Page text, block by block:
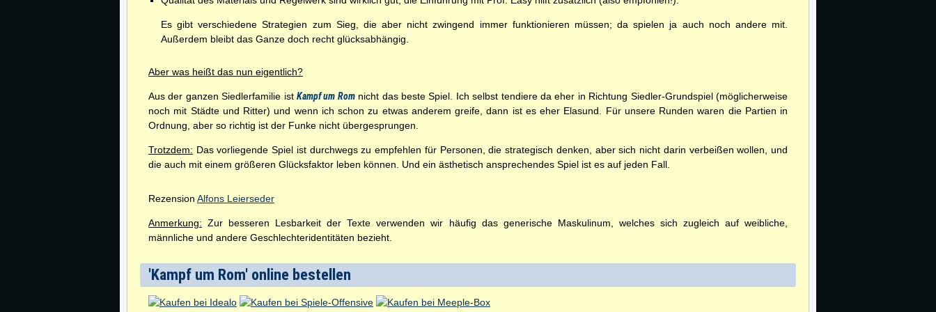
Es gibt verschiedene Strategien zum Sieg, die aber nicht zwingend immer funktionieren müssen; da spielen ja auch noch andere mit.
Außerdem bleibt das Ganze doch recht glücksabhängig.
Aber was heißt das nun eigentlich?
Aus der ganzen Siedlerfamilie ist Kampf um Romnicht das beste Spiel. Ich selbst tendiere da eher in Richtung Siedler-Grundspiel (möglicherweise
noch mit Städte und Ritter) und wenn ich schon zu etwas anderem greife, dann ist es eher Elasund. Für unsere Runden waren die Partien in
Ordnung, aber so richtig ist der Funke nicht übergesprungen.
Trotzdem: Das vorliegende Spiel ist durchwegs zu empfehlen für Personen, die strategisch denken, aber sich nicht darin verbeißen wollen, und
die auch mit einem größeren Glücksfaktor leben können. Und ein ästhetisch ansprechendes Spiel ist es auf jeden Fall.
Rezension Alfons Leierseder
Anmerkung: Zur besseren Lesbarkeit der Texte verwenden wir häufig das generische Maskulinum, welches sich zugleich auf weibliche,
männliche und andere Geschlechteridentitäten bezieht.
'Kampf um Rom' online bestellen